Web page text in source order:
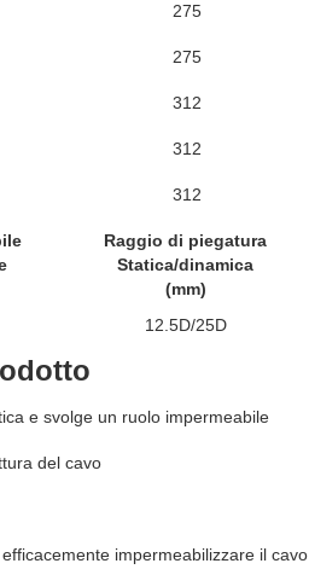
275
275
312
312
312
Raggio di piegatura
Statica/dinamica
(mm)
12.5D/25D
e svolge un ruolo impermeabile
del cavo
impermeabilizzare il cavo